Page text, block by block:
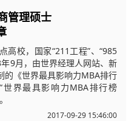
管理硕士
高校，国家“211工程”、“985
9月，由世界经理人网站、新
的《世界最具影响力MBA排行
界最具影响力MBA排行榜
2017-09-29 15:46:00